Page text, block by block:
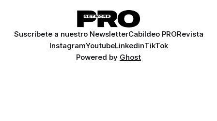
Suscríbete a nuestro NewsletterCabildeo PRORevista
InstagramYoutubeLinkedinTikTok
Powered by Ghost